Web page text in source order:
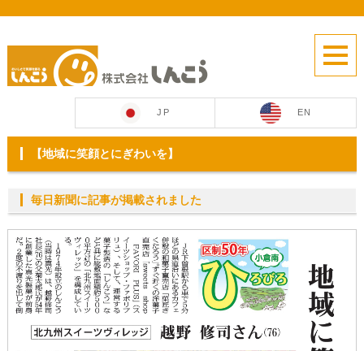
JP EN
【地域に笑顔とにぎわいを】
毎日新聞に記事が掲載されました